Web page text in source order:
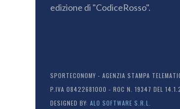
edizione di "CodiceRosso".
SPORTECONOMY - AGENZIA STAMPA
P.IVA 08422681000 - ROC N. 19347 DEL
DESIGNED BY: ALO SOFTWARE S.R.L.